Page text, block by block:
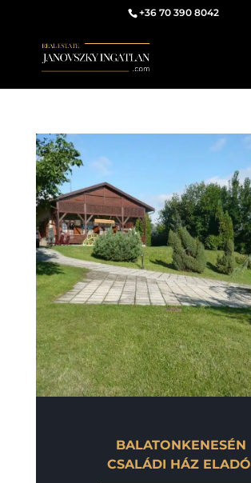
+36 70 390 8042
BALATONKENESÉN
CSALÁDI HÁZ ELADÓ